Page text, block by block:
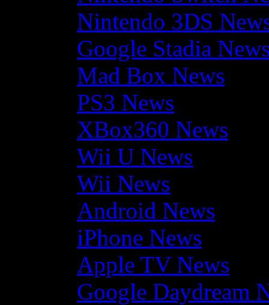
Nintendo 3DS
Google Stadia
Mad Box News
PS3 News
XBox360 News
Wii U News
Wii News
Android News
iPhone News
Apple TV News
Google Daydream